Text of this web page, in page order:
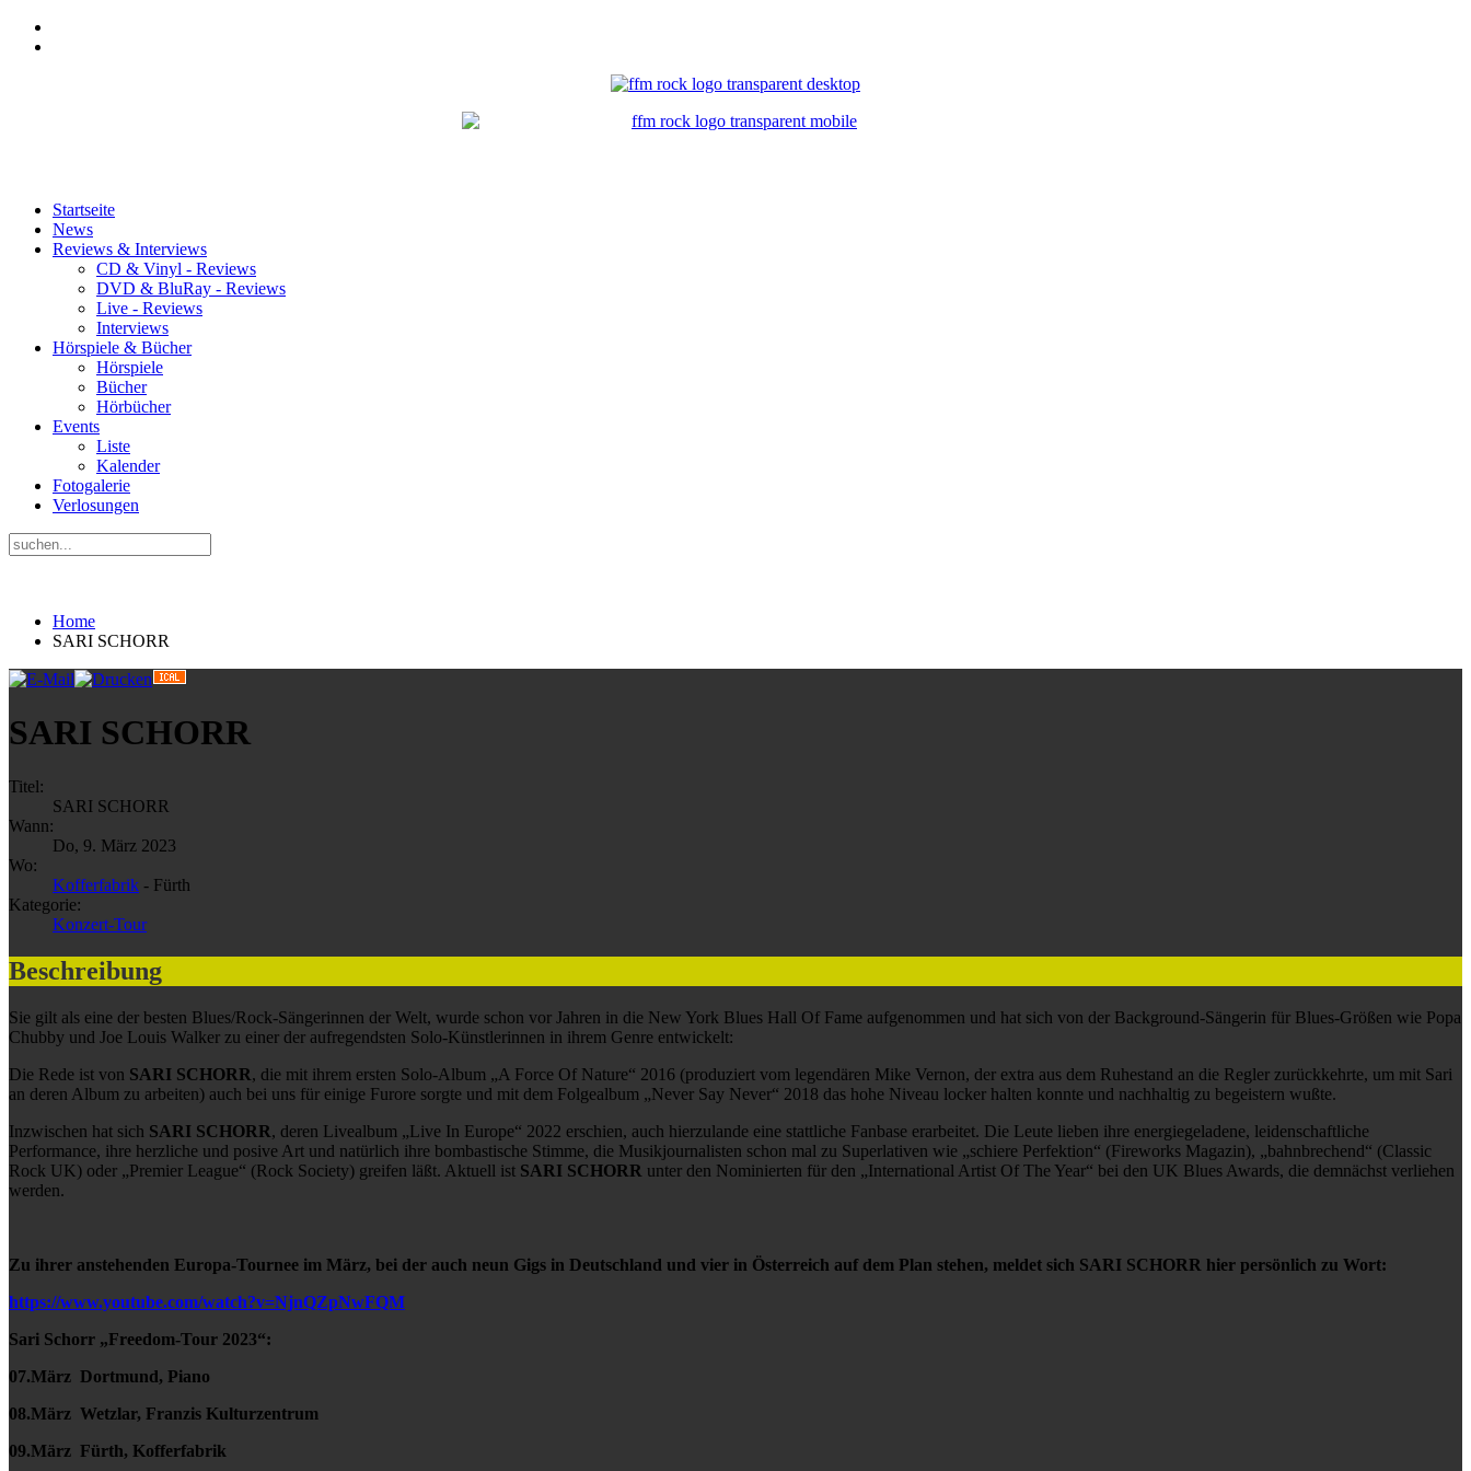
Startseite
News
Reviews & Interviews
CD & Vinyl - Reviews
DVD & BluRay - Reviews
Live - Reviews
Interviews
Hörspiele & Bücher
Hörspiele
Bücher
Hörbücher
Events
Liste
Kalender
Fotogalerie
Verlosungen
Home
SARI SCHORR
SARI SCHORR
Titel:
SARI SCHORR
Wann:
Do, 9. März 2023
Wo:
Kofferfabrik - Fürth
Kategorie:
Konzert-Tour
Beschreibung
Sie gilt als eine der besten Blues/Rock-Sängerinnen der Welt, wurde schon vor Jahren in die New York Blues Hall Of Fame aufgenommen und hat sich von der Background-Sängerin für Blues-Größen wie Popa
Chubby und Joe Louis Walker zu einer der aufregendsten Solo-Künstlerinnen in ihrem Genre entwickelt:
Die Rede ist von SARI SCHORR, die mit ihrem ersten Solo-Album „A Force Of Nature“ 2016 (produziert vom legendären Mike Vernon, der extra aus dem Ruhestand an die Regler zurückkehrte, um mit Sari
an deren Album zu arbeiten) auch bei uns für einige Furore sorgte und mit dem Folgealbum „Never Say Never“ 2018 das hohe Niveau locker halten konnte und nachhaltig zu begeistern wußte.
Inzwischen hat sich SARI SCHORR, deren Livealbum „Live In Europe“ 2022 erschien, auch hierzulande eine stattliche Fanbase erarbeitet. Die Leute lieben ihre energiegeladene, leidenschaftliche
Performance, ihre herzliche und posive Art und natürlich ihre bombastische Stimme, die Musikjournalisten schon mal zu Superlativen wie „schiere Perfektion“ (Fireworks Magazin), „bahnbrechend“ (Classic
Rock UK) oder „Premier League“ (Rock Society) greifen läßt. Aktuell ist SARI SCHORR unter den Nominierten für den „International Artist Of The Year“ bei den UK Blues Awards, die demnächst verliehen
werden.
Zu ihrer anstehenden Europa-Tournee im März, bei der auch neun Gigs in Deutschland und vier in Österreich auf dem Plan stehen, meldet sich SARI SCHORR hier persönlich zu Wort:
https://www.youtube.com/watch?v=NjnQZpNwFQM
Sari Schorr „Freedom-Tour 2023“:
07.März Dortmund, Piano
08.März Wetzlar, Franzis Kulturzentrum
09.März Fürth, Kofferfabrik